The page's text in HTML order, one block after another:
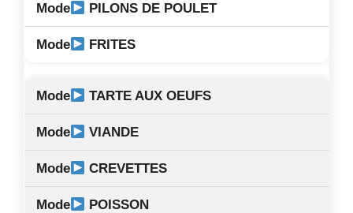
PILONS DE POULET
FRITES
TARTE AUX OEUFS
VIANDE
CREVETTES
POISSON